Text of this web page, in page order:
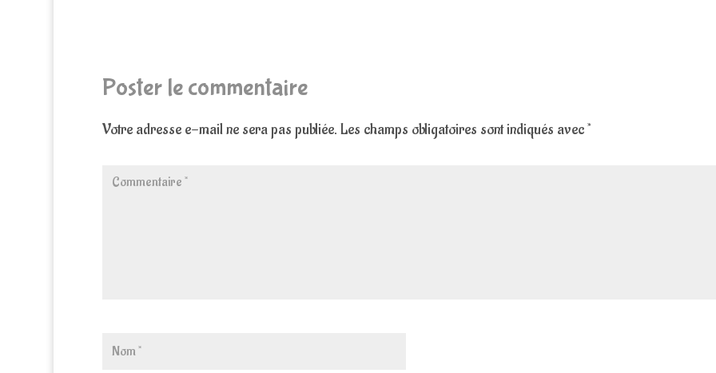
Poster le commentaire
Votre adresse e-mail ne sera pas publiée. Les champs obligatoires sont indiqués avec*